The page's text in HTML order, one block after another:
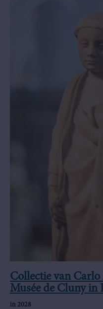
Collectie van
Musée de Cluny in
in 2028